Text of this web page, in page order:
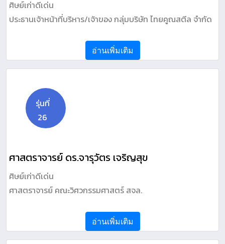
ศิษย์เก่าดีเด่น
ประธานเจ้าหน้าที่บริหาร/เจ้าของ กลุ่มบริษัท ไทยคูณสตีล จำกัด
อ่านเพิ่มเติม
รุ่นที่
26
ศาสตราจารย์ ดร.จารุวัตร เจริญสุข
ศิษย์เก่าดีเด่น
ศาสตราจารย์ คณะวิศวกรรมศาสตร์ สจล.
อ่านเพิ่มเติม